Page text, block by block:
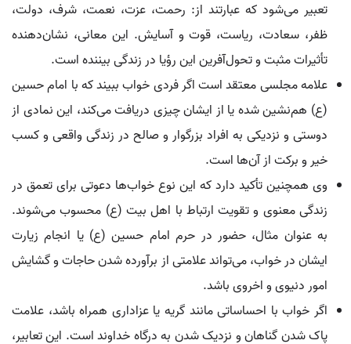
تعبیر می‌شود که عبارتند از: رحمت، عزت، نعمت، شرف، دولت،
ظفر، سعادت، ریاست، قوت و آسایش. این معانی، نشان‌دهنده
تأثیرات مثبت و تحول‌آفرین این رؤیا در زندگی بیننده است.
علامه مجلسی معتقد است اگر فردی خواب ببیند که با امام حسین
(ع) هم‌نشین شده یا از ایشان چیزی دریافت می‌کند، این نمادی از
دوستی و نزدیکی به افراد بزرگوار و صالح در زندگی واقعی و کسب
خیر و برکت از آن‌ها است.
وی همچنین تأکید دارد که این نوع خواب‌ها دعوتی برای تعمق در
زندگی معنوی و تقویت ارتباط با اهل بیت (ع) محسوب می‌شوند.
به عنوان مثال، حضور در حرم امام حسین (ع) یا انجام زیارت
ایشان در خواب، می‌تواند علامتی از برآورده شدن حاجات و گشایش
امور دنیوی و اخروی باشد.
اگر خواب با احساساتی مانند گریه یا عزاداری همراه باشد، علامت
پاک شدن گناهان و نزدیک شدن به درگاه خداوند است. این تعابیر،